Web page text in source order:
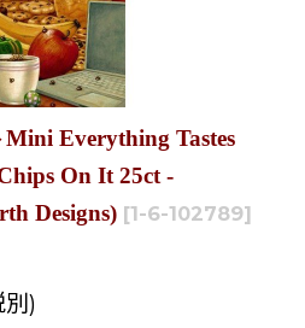
Everything Tastes
On It 25ct -
Designs) [1-6-102789]
別)